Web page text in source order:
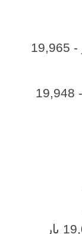
- 19,965
- 19,948